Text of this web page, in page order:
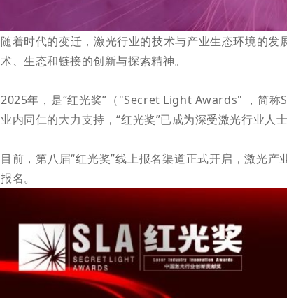
随着时代的变迁，激光行业的技术与产业生态环境的
术、生态和链接的创新与探索精神。
2025年，是“红光奖”（"Secret Light Awards" ，简称
业内同仁的大力支持，“红光奖”已成为深受激光行业人
目前，第八届“红光奖”线上报名渠道正式开启，激光产
报名。